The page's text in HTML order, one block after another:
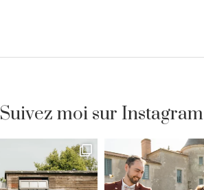
Suivez moi sur Instagram